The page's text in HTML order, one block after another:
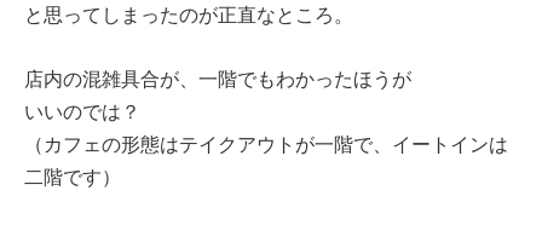
と思ってしまったのが正直なところ。
店内の混雑具合が、一階でもわかったほうが
いいのでは？
（カフェの形態はテイクアウトが一階で、イートインは
二階です）